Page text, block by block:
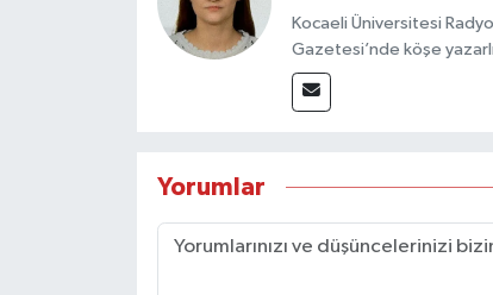
Kocaeli Üniversitesi
Gazetesi’nde köşe
Yorumlar